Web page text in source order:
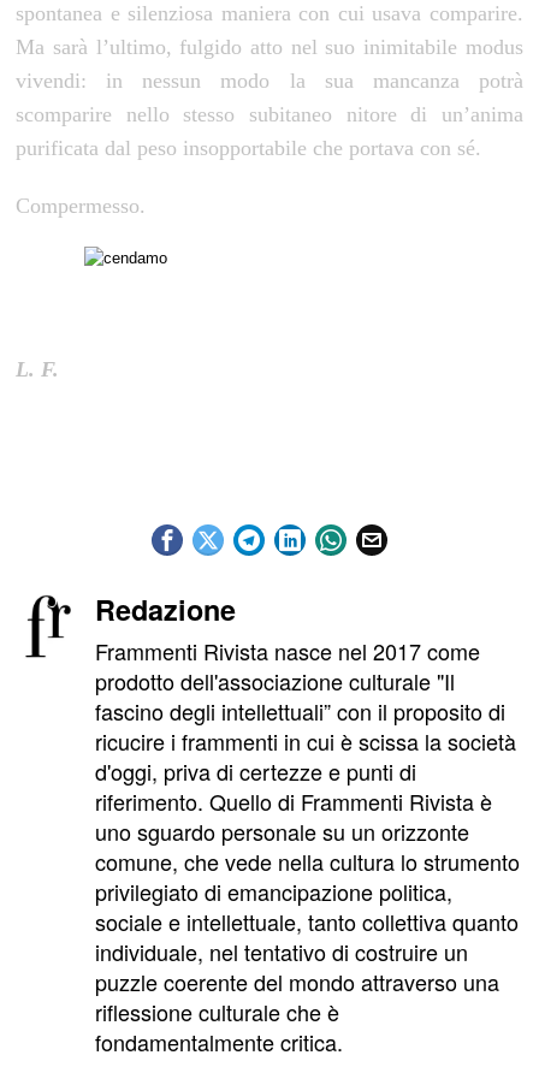
spontanea e silenziosa maniera con cui usava comparire.
Ma sarà l’ultimo, fulgido atto nel suo inimitabile modus
vivendi: in nessun modo la sua mancanza potrà
scomparire nello stesso subitaneo nitore di un’anima
purificata dal peso insopportabile che portava con sé.
Compermesso.
L. F.
Redazione
Frammenti Rivista nasce nel 2017 come
prodotto dell'associazione culturale "Il
fascino degli intellettuali” con il proposito di
ricucire i frammenti in cui è scissa la società
d'oggi, priva di certezze e punti di
riferimento. Quello di Frammenti Rivista è
uno sguardo personale su un orizzonte
comune, che vede nella cultura lo strumento
privilegiato di emancipazione politica,
sociale e intellettuale, tanto collettiva quanto
individuale, nel tentativo di costruire un
puzzle coerente del mondo attraverso una
riflessione culturale che è
fondamentalmente critica.